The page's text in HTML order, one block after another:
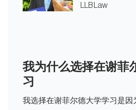
LLB Law
我为什么选择在谢菲
习
我选择在谢菲尔德大学学习是因